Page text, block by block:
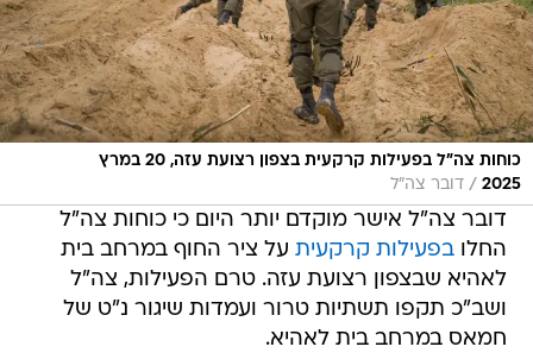
כוחות צה"ל בפעילות קרקעית בצפון רצועת עזה, 20 במרץ
2025
/ דובר צה"ל
דובר צה"ל אישר מוקדם יותר היום כי כוחות צה"ל
החלובפעילות קרקעית על ציר החוף במרחב בית
לאהיא שבצפון רצועת עזה. טרם הפעילות, צה"ל
ושב"כ תקפו תשתיות טרור ועמדות שיגור נ"ט של
חמאס במרחב בית לאהיא.